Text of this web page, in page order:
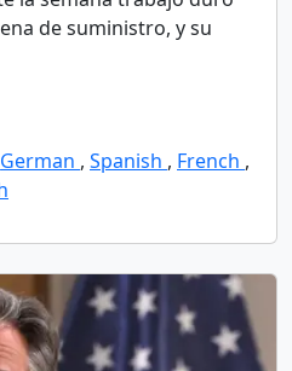
de suministro, y su
German , Spanish , French ,